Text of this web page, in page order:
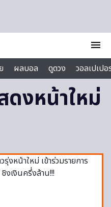
menu
ผลบอล ดูดวง
วอลเปเป
งหน้าใหม่